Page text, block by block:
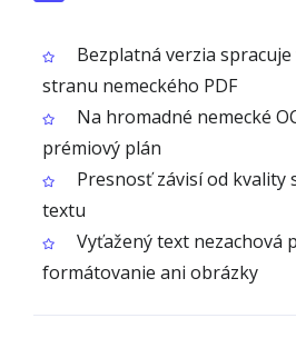
Bezplatná verzia
stranu nemeckého PDF
Na hromadné nemecké
prémiový plán
Presnosť závisí od kvality
textu
Vyťažený text nezachová
formátovanie ani obrázky